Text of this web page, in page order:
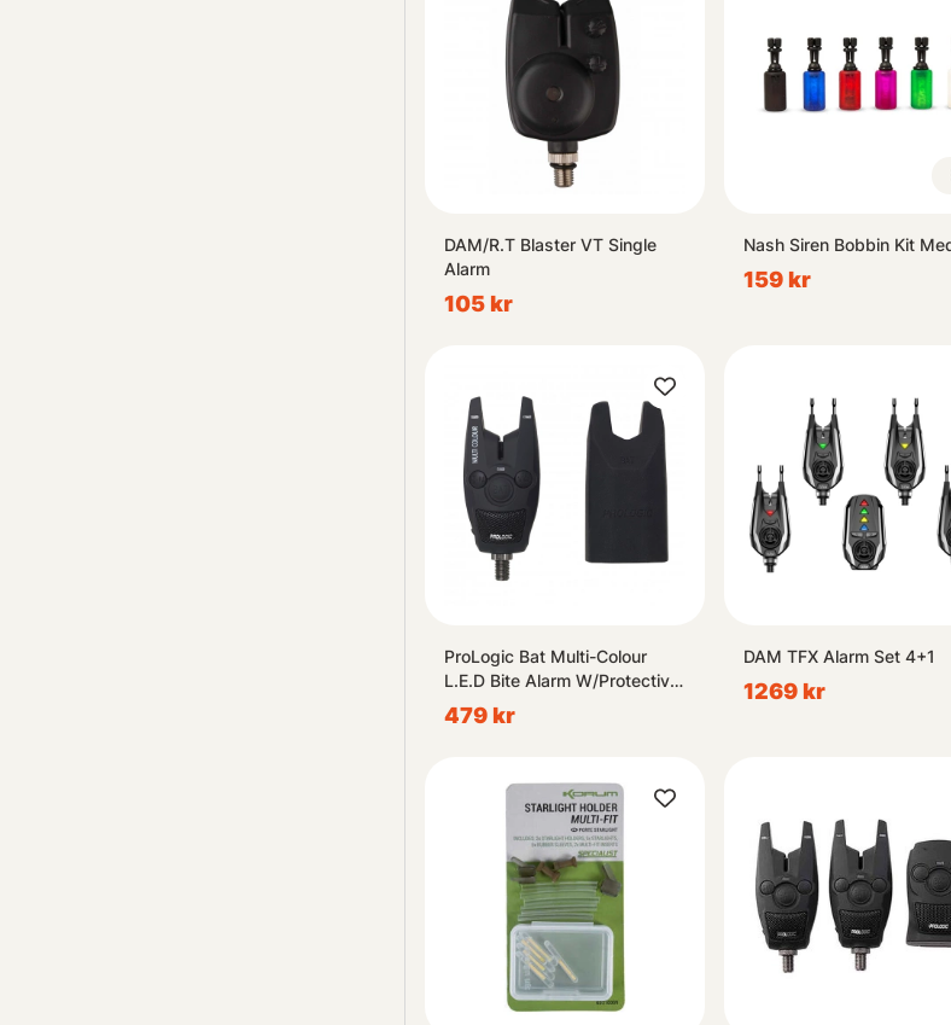
DAM/R.T Blaster VT Single
Alarm
105 kr
Nash Siren Bobbin Kit
159 kr
ProLogic Bat Multi-Colour
L.E.D Bite Alarm W/Protective
Case
479 kr
DAM TFX Alarm Set 4+1
1269 kr